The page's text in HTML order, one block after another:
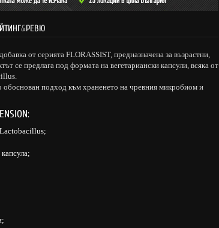
&РЕВЮ
от серията FLORASSIST, предназначена за възрастни,
се предлага под формата на вегетариански капсули, всяка от
подход към храненето на чревния микробиом и